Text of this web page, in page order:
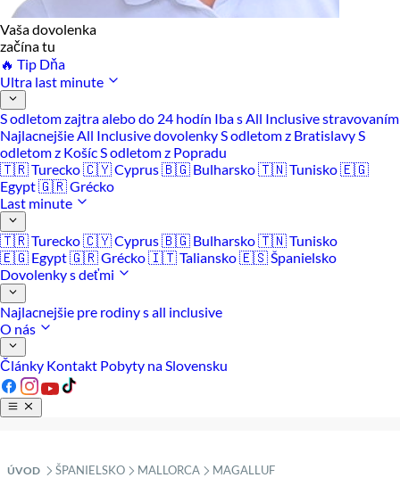
Vaša dovolenka
začína tu
🔥 Tip Dňa
Ultra last minute
S odletom zajtra alebo do 24 hodín Iba s All Inclusive stravovaním
Najlacnejšie All Inclusive dovolenkyS odletom z BratislavyS
odletom z KošícS odletom z Popradu
🇹🇷 Turecko🇨🇾 Cyprus🇧🇬 Bulharsko🇹🇳 Tunisko🇪🇬
Egypt🇬🇷 Grécko
Last minute
🇹🇷 Turecko🇨🇾 Cyprus🇧🇬 Bulharsko🇹🇳 Tunisko
🇪🇬 Egypt🇬🇷 Grécko🇮🇹 Taliansko🇪🇸 Španielsko
Dovolenky s deťmi
Najlacnejšie pre rodiny s all inclusive
O nás
Články Kontakt Pobyty na Slovensku
ÚVOD »
ŠPANIELSKO »
MALLORCA »
MAGALLUF